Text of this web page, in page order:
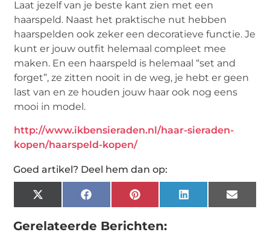
Laat jezelf van je beste kant zien met een
haarspeld. Naast het praktische nut hebben
haarspelden ook zeker een decoratieve functie. Je
kunt er jouw outfit helemaal compleet mee
maken. En een haarspeld is helemaal “set and
forget”, ze zitten nooit in de weg, je hebt er geen
last van en ze houden jouw haar ook nog eens
mooi in model.
http://www.ikbensieraden.nl/haar-sieraden-
kopen/haarspeld-kopen/
Goed artikel? Deel hem dan op:
X
(Twitter)
FacebookPinterestLinkedIn Email
Gerelateerde Berichten: